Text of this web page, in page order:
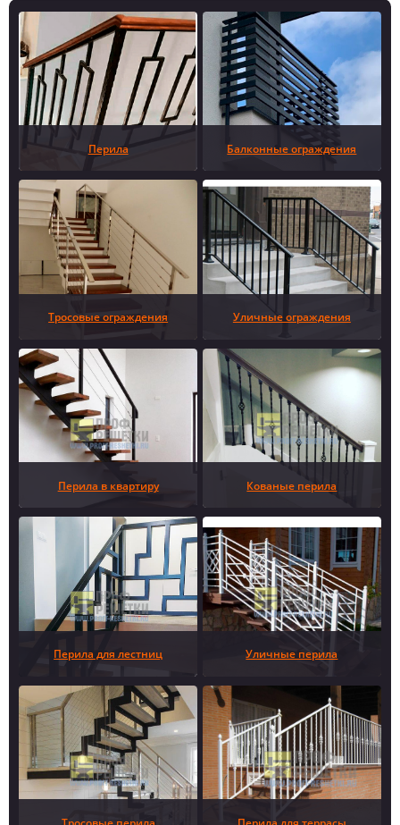
Перила Балконные ограждения
Тросовые ограждения Уличные ограждения
Перила в квартиру Кованые перила
Перила для лестниц Уличные перила
Тросовые перила Перила для террасы